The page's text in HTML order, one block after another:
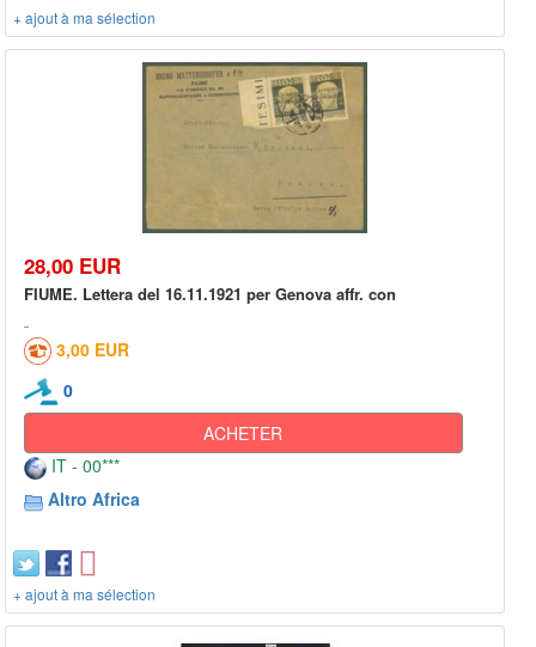
+ ajout à ma sélection
28,00 EUR
FIUME. Lettera del 16.11.1921 per Genova affr. con
3,00 EUR
0
ACHETER
IT - 00***
Altro Africa
+ ajout à ma sélection